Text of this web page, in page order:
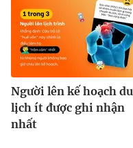
Người lên kế hoạch du
lịch ít được ghi nhận
nhất